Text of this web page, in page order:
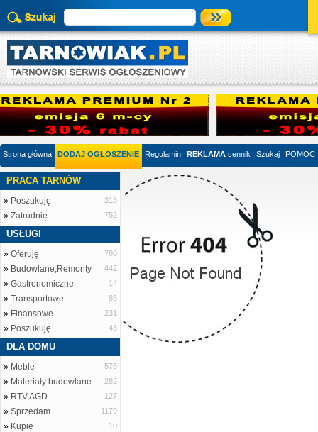
Strona główna DODAJ OGŁOSZENIE Regulamin REKLAMA cennik Szukaj POMOC
PRACA TARNÓW
» Poszukuję 313
» Zatrudnię 752
USŁUGI
» Oferuję 780
» Budowlane,Remonty 442
» Gastronomiczne 14
» Transportowe 88
» Finansowe 231
» Poszukuję 43
DLA DOMU
» Meble 576
» Materiały budowlane 282
» RTV,AGD 127
» Sprzedam 1179
» Kupię 10